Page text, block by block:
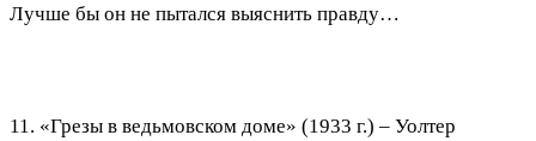
Лучше бы он не пытался выяснить правду…
11. «Грезы в ведьмовском доме» (1933 г.) – Уолтер